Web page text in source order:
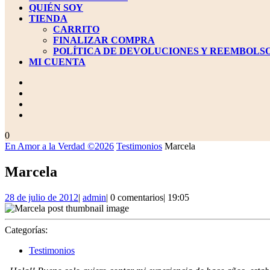
QUIÉN SOY
TIENDA
CARRITO
FINALIZAR COMPRA
POLÍTICA DE DEVOLUCIONES Y
MI CUENTA
BOTÓN
CIERRE
carrito
de
compra
0
En Amor a la Verdad ©2026 Testimonios Marcela
Marcela
28 de julio de 201228
de
julio
| adminadmin
| 0 comentarios| 19:05
Categorías:
Testimonios